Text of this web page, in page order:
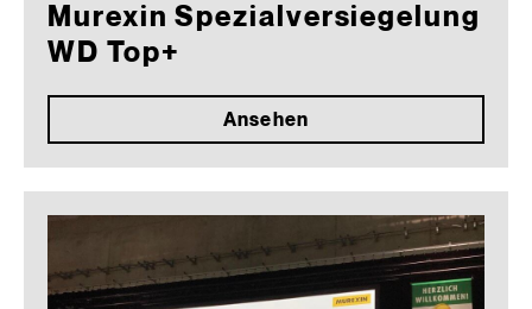
Murexin Spezialversiegelung
WD Top+
Ansehen